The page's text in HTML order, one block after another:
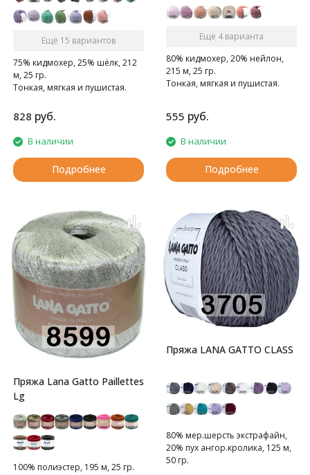
Ещё 15 вариантов
75% кидмохер, 25% шёлк, 212
м, 25 гр.
Тонкая, мягкая и пушистая.
828 руб.
В наличии
Подробнее
Ещё 4 варианта
80% кидмохер, 20% нейлон,
215 м, 25 гр.
Тонкая, мягкая и пушистая.
555 руб.
В наличии
Подробнее
Пряжа Lana Gatto Paillettes
Lg
100% полиэстер, 195 м, 25 гр.
Пряжа LANA GATTO CLASS
80% мер.шерсть экстрафайн,
20% пух ангор.кролика, 125 м,
50 гр.